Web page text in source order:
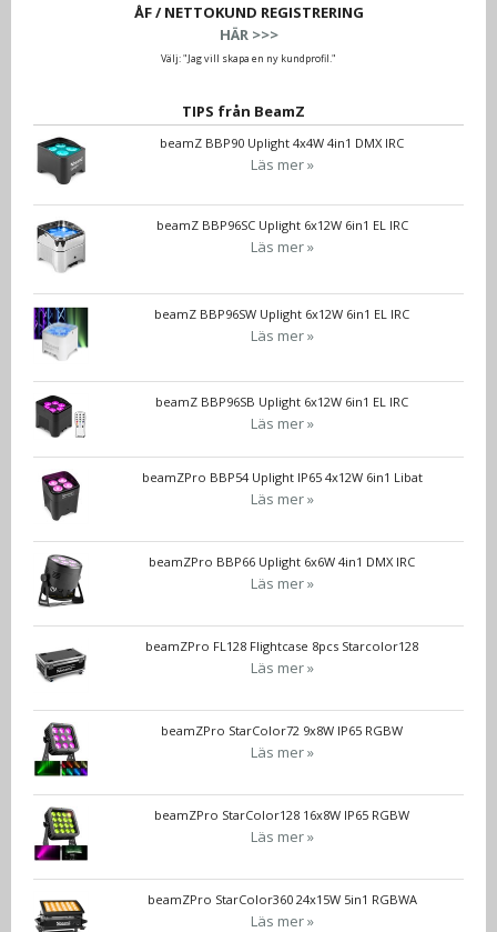
ÅF / NETTOKUND REGISTRERING
HÄR >>>
Välj: "Jag vill skapa en ny kundprofil."
TIPS från BeamZ
beamZ BBP90 Uplight 4x4W 4in1 DMX IRC
Läs mer »
beamZ BBP96SC Uplight 6x12W 6in1 EL IRC
Läs mer »
beamZ BBP96SW Uplight 6x12W 6in1 EL IRC
Läs mer »
beamZ BBP96SB Uplight 6x12W 6in1 EL IRC
Läs mer »
beamZPro BBP54 Uplight IP65 4x12W 6in1 Libat
Läs mer »
beamZPro BBP66 Uplight 6x6W 4in1 DMX IRC
Läs mer »
beamZPro FL128 Flightcase 8pcs Starcolor128
Läs mer »
beamZPro StarColor72 9x8W IP65 RGBW
Läs mer »
beamZPro StarColor128 16x8W IP65 RGBW
Läs mer »
beamZPro StarColor360 24x15W 5in1 RGBWA
Läs mer »